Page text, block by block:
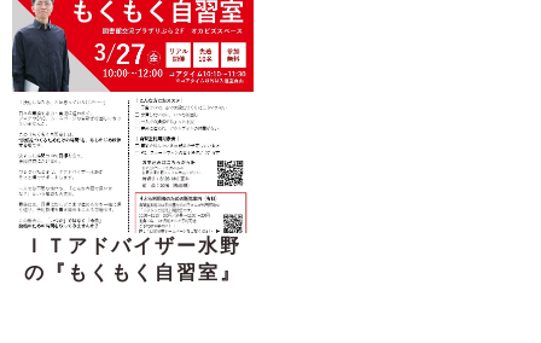
ＩＴアドバイザー水野
の『もくもく自習室』